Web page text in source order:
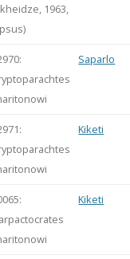
1963,
Saparlo
Kiketi
Kiketi